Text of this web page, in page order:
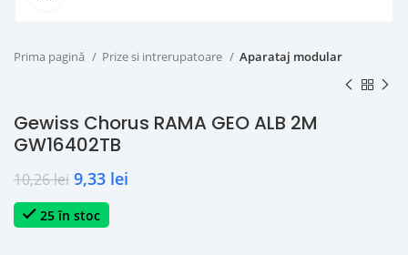
Prima pagină Prize si intrerupatoare Aparataj modular
Gewiss Chorus RAMA GEO ALB 2M
GW16402TB
10,26lei 9,33 lei
25 în stoc